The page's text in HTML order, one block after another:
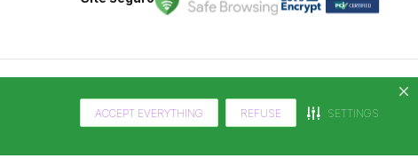
ACCEPT EVERYTHING REFUSE SETTINGS